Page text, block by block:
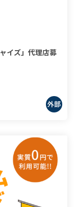
イズ」代理店募